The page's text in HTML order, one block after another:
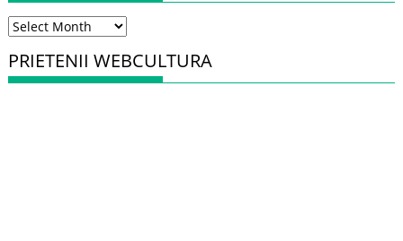
Arhiva
PRIETENII WEBCULTURA